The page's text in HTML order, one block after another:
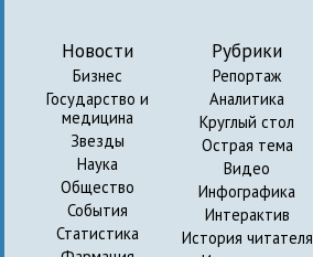
Новости
Бизнес
Государство и
медицина
Звезды
Наука
Общество
События
Статистика
Рубрики
Репортаж
Аналитика
Круглый стол
Острая тема
Видео
Инфографика
Интерактив
История читателя